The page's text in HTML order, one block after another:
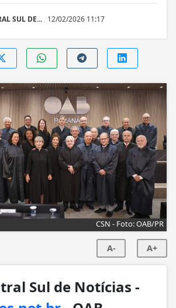
SUL DE... 12/02/2026 11:17
CSN - Foto: OAB/PR
A- A+
Sul de Notícias -